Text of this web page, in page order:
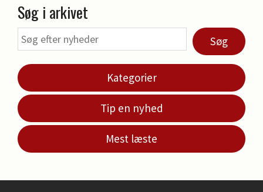
Søg i arkivet
Søg
Kategorier
Tip en nyhed
Mest læste